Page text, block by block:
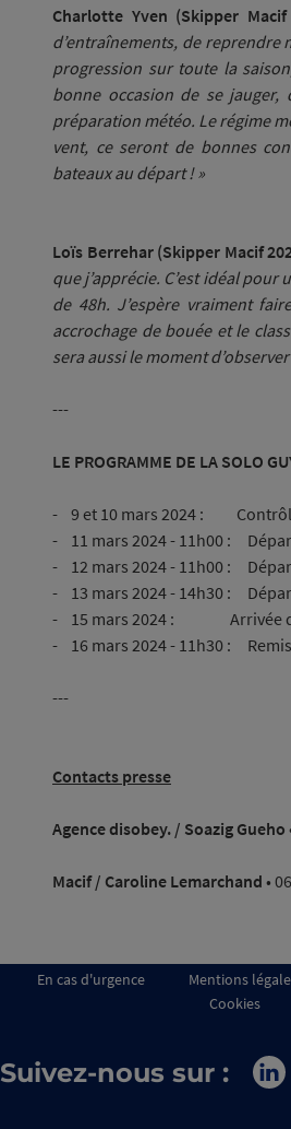
Charlotte Yven (Skipper
d’entraînements, de
progression sur toute la
bonne occasion de se
préparation météo. Le régime
vent, ce seront de bonnes
bateaux au départ ! »
Loïs Berrehar (Skipper Macif
que j’apprécie. C’est idéal
de 48h. J’espère vraiment
accrochage de bouée et le
sera aussi le moment
---
LE PROGRAMME DE LA SOLO
- 9 et 10 mars 2024 :
- 11 mars 2024 - 11h00 :
- 12 mars 2024 - 11h00 :
- 13 mars 2024 - 14h30 :
- 15 mars 2024 : Arrivée de
- 16 mars 2024 - 11h30 :
---
Contacts presse
Agence disobey. / Soazig Gueho
Macif / Caroline Lemarchand •
En cas d'urgence Mentions
Cookies
Suivez-nous sur :